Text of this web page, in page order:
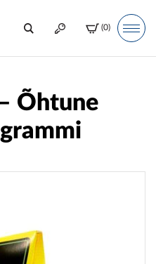
(0)
Õhtune